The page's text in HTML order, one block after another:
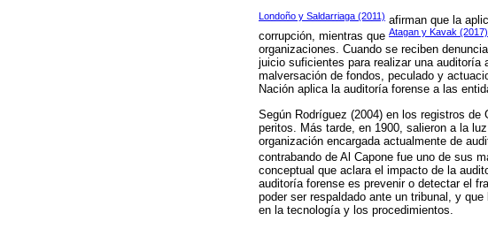
Londoño y Saldarriaga (2011) afirman que la
corrupción, mientras que Atagan y Kavak (2017)
organizaciones. Cuando se reciben
juicio suficientes para realizar una
malversación de fondos, peculado y
Nación aplica la auditoría forense a las
Según Rodríguez (2004) en los registros
peritos. Más tarde, en 1900, salieron a la
organización encargada actualmente de
contrabando de Al Capone fue uno de sus
conceptual que aclara el impacto de la
auditoría forense es prevenir o detectar el
poder ser respaldado ante un tribunal, y
en la tecnología y los procedimientos.